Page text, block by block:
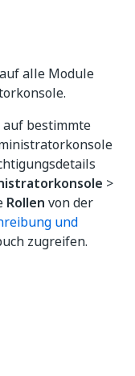
alle Module
bestimmte
>
Rollen von der
und
zugreifen.